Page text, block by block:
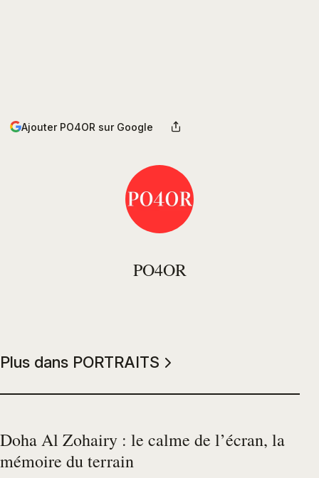
Ajouter PO4OR sur Google
PO4OR
Plus dans PORTRAITS
Doha Al Zohairy : le calme de l’écran, la
mémoire du terrain